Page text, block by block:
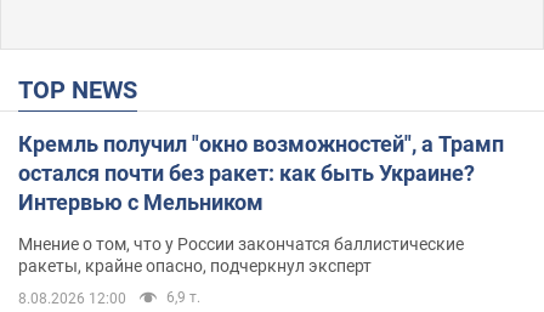
TOP NEWS
Кремль получил "окно возможностей", а Трамп
остался почти без ракет: как быть Украине?
Интервью с Мельником
Мнение о том, что у России закончатся баллистические
ракеты, крайне опасно, подчеркнул эксперт
8.08.2026 12:00 6,9 т.